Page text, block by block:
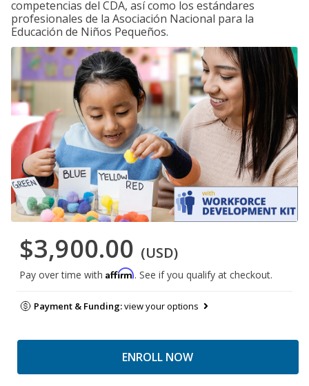
competencias del CDA, así como los estándares
profesionales de la Asociación Nacional para la
Educación de Niños Pequeños.
$3,900.00 (USD)
Pay over time with Affirm. See if you qualify at checkout.
Payment & Funding:view your options
ENROLL NOW